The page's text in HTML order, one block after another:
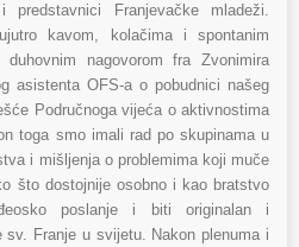
predstavnici Franjevačke mladeži.
kavom, kolačima i spontanim
nagovorom fra Zvonimira
asistenta OFS-a o pobudnici našeg
Područnoga vijeća o aktivnostima
toga smo imali rad po skupinama u
i mišljenja o problemima koji muče
što dostojnije osobno i kao bratstvo
poslanje i biti originalan i
sv. Franje u svijetu. Nakon plenuma i